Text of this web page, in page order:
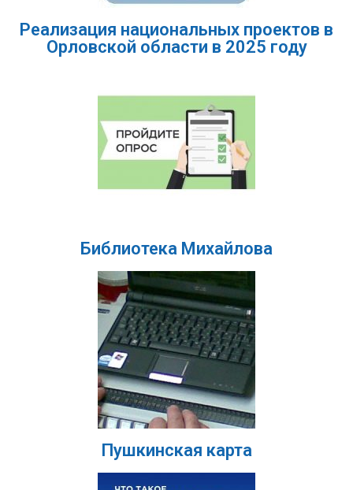
Реализация национальных проектов в
Орловской области в 2025 году
Библиотека Михайлова
Пушкинская карта